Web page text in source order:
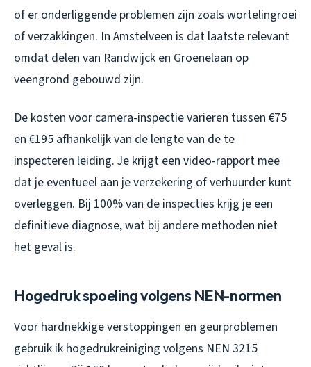
of er onderliggende problemen zijn zoals wortelingroei
of verzakkingen. In Amstelveen is dat laatste relevant
omdat delen van Randwijck en Groenelaan op
veengrond gebouwd zijn.
De kosten voor camera-inspectie variëren tussen €75
en €195 afhankelijk van de lengte van de te
inspecteren leiding. Je krijgt een video-rapport mee
dat je eventueel aan je verzekering of verhuurder kunt
overleggen. Bij 100% van de inspecties krijg je een
definitieve diagnose, wat bij andere methoden niet
het geval is.
Hogedruk spoeling volgens NEN-normen
Voor hardnekkige verstoppingen en geurproblemen
gebruik ik hogedrukreiniging volgens NEN 3215